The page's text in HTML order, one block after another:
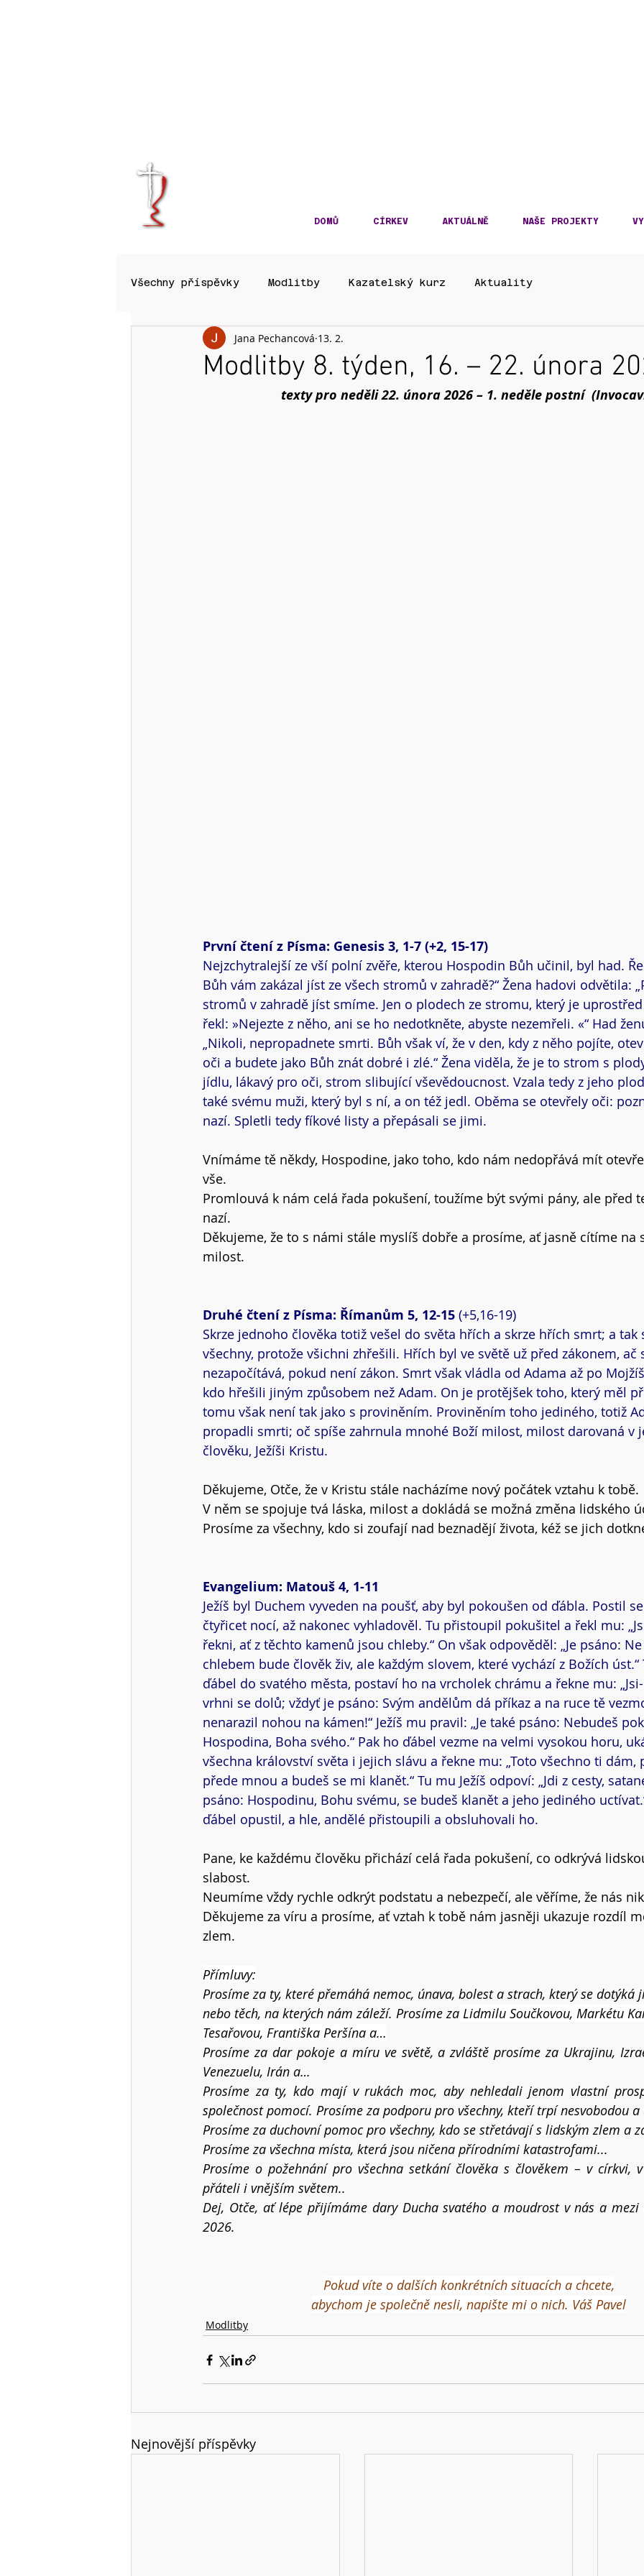
DOMŮ CÍRKEV AKTUÁLNĚ NAŠE PROJEKTY
Všechny příspěvky Modlitby Kazatelský kurz Aktuality
Modlitby 8. týden, 16. – 22. února
Jana Pechancová 13. 2.
texty pro neděli 22. února 2026 – 1. neděle postní
První čtení z Písma: Genesis 3, 1-7 (+2, 15-17)
Nejzchytralejší ze vší polní zvěře, kterou Hospodin Bůh učinil, byl had.
Bůh vám zakázal jíst ze všech stromů v zahradě?“ Žena hadovi odvětila:
stromů v zahradě jíst smíme. Jen o plodech ze stromu, který je
řekl: »Nejezte z něho, ani se ho nedotkněte, abyste nezemřeli. «“ Had
„Nikoli, nepropadnete smrti. Bůh však ví, že v den, kdy z něho pojíte,
oči a budete jako Bůh znát dobré i zlé.“ Žena viděla, že je to strom s
jídlu, lákavý pro oči, strom slibující vševědoucnost. Vzala tedy z jeho
také svému muži, který byl s ní, a on též jedl. Oběma se otevřely oči:
nazí. Spletli tedy fíkové listy a přepásali se jimi.
Vnímáme tě někdy, Hospodine, jako toho, kdo nám nedopřává mít
vše.
Promlouvá k nám celá řada pokušení, toužíme být svými pány, ale před
nazí.
Děkujeme, že to s námi stále myslíš dobře a prosíme, ať jasně cítíme na
milost.
Druhé čtení z Písma: Římanům 5, 12-15 (+5,16-19)
Skrze jednoho člověka totiž vešel do světa hřích a skrze hřích smrt; a tak
všechny, protože všichni zhřešili. Hřích byl ve světě už před zákonem, ač
nezapočítává, pokud není zákon. Smrt však vládla od Adama až po
kdo hřešili jiným způsobem než Adam. On je protějšek toho, který měl
tomu však není tak jako s proviněním. Proviněním toho jediného, totiž
propadli smrti; oč spíše zahrnula mnohé Boží milost, milost darovaná v
člověku, Ježíši Kristu.
Děkujeme, Otče, že v Kristu stále nacházíme nový počátek vztahu k tobě.
V něm se spojuje tvá láska, milost a dokládá se možná změna lidského
Prosíme za všechny, kdo si zoufají nad beznadějí života, kéž se jich
Evangelium: Matouš 4, 1-11
Ježíš byl Duchem vyveden na poušť, aby byl pokoušen od ďábla. Postil
čtyřicet nocí, až nakonec vyhladověl. Tu přistoupil pokušitel a řekl mu:
řekni, ať z těchto kamenů jsou chleby.“ On však odpověděl: „Je psáno:
chlebem bude člověk živ, ale každým slovem, které vychází z Božích úst.“
ďábel do svatého města, postaví ho na vrcholek chrámu a řekne mu:
vrhni se dolů; vždyť je psáno: Svým andělům dá příkaz a na ruce tě
nenarazil nohou na kámen!“ Ježíš mu pravil: „Je také psáno: Nebudeš
Hospodina, Boha svého.“ Pak ho ďábel vezme na velmi vysokou horu,
všechna království světa i jejich slávu a řekne mu: „Toto všechno ti dám,
přede mnou a budeš se mi klanět.“ Tu mu Ježíš odpoví: „Jdi z cesty,
psáno: Hospodinu, Bohu svému, se budeš klanět a jeho jediného
ďábel opustil, a hle, andělé přistoupili a obsluhovali ho.
Pane, ke každému člověku přichází celá řada pokušení, co odkrývá
slabost.
Neumíme vždy rychle odkrýt podstatu a nebezpečí, ale věříme, že nás
Děkujeme za víru a prosíme, ať vztah k tobě nám jasněji ukazuje rozdíl
zlem.
Přímluvy:
Prosíme za ty, které přemáhá nemoc, únava, bolest a strach, který se dotýká
nebo těch, na kterých nám záleží. Prosíme za Lidmilu Součkovou, Markétu
Tesařovou, Františka Peršína a…
Prosíme za dar pokoje a míru ve světě, a zvláště prosíme za Ukrajinu,
Venezuelu, Irán a…
Prosíme za ty, kdo mají v rukách moc, aby nehledali jenom vlastní
společnost pomocí. Prosíme za podporu pro všechny, kteří trpí nesvobodou
Prosíme za duchovní pomoc pro všechny, kdo se střetávají s lidským zlem a
Prosíme za všechna místa, která jsou ničena přírodními katastrofami...
Prosíme o požehnání pro všechna setkání člověka s člověkem – v církvi,
přáteli i vnějším světem..
Dej, Otče, ať lépe přijímáme dary Ducha svatého a moudrost v nás a
2026.
Pokud víte o dalších konkrétních situacích a chcete,
abychom je společně nesli, napište mi o nich. Váš Pavel
Modlitby
Nejnovější příspěvky